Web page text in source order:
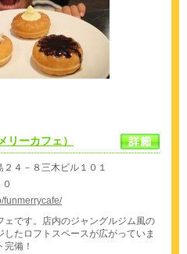
ーカフェ）
４－８三木ビル１０１
funmerrycafe/
です。店内のジャングルジム風の
たロフトスペースが広がっていま
備！